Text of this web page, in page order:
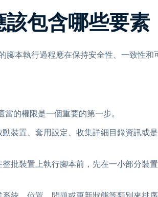
包含哪些要素
腳本執行過程應在保持安全性、一致性和
的權限是一個重要的第一步。
裝置、套用設定、收集詳細目錄資訊或是
批裝置上執行腳本前，先在一小部分裝置